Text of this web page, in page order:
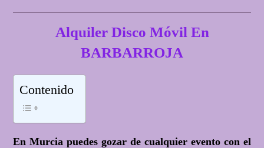
Alquiler Disco Móvil En
BARBARROJA
Contenido
En Murcia puedes gozar de cualquier evento con el